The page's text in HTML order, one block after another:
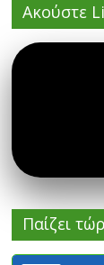
Ακούστε
Παίζει